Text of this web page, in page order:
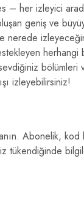
– her izleyici
geniş ve
nerede
herhangi
izleyebilirsiniz!
Abonelik, kod
tükendiğinde